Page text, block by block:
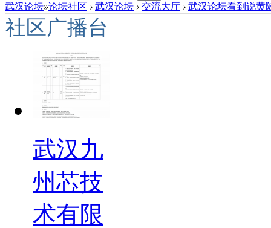
武汉论坛»论坛社区 › 武汉论坛 › 交流大厅 › 武汉论坛看到说黄
社区广播台
武汉九
州芯技
术有限